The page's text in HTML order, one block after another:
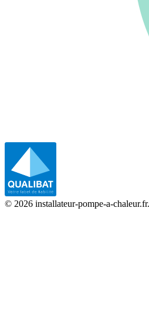
© 2026 installateur-pompe-a-